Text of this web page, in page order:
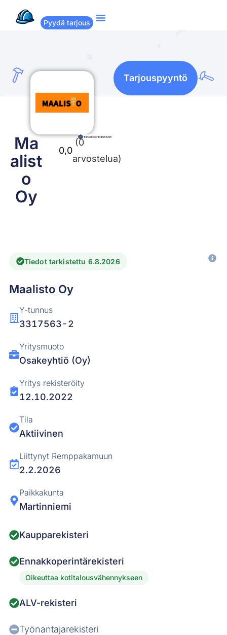
Pyydä tarjous
Ma
alist
o
Oy
0,0
(0
arvostelua)
Tarjouspyyntö
Tiedot tarkistettu 6.8.2026
Maalisto Oy
Y-tunnus
3317563-2
Yritysmuoto
Osakeyhtiö (Oy)
Yritys rekisteröity
12.10.2022
Tila
Aktiivinen
Liittynyt Remppakamuun
2.2.2026
Paikkakunta
Martinniemi
Kaupparekisteri
Ennakkoperintärekisteri
Oikeuttaa kotitalousvähennykseen
ALV-rekisteri
Työnantajarekisteri